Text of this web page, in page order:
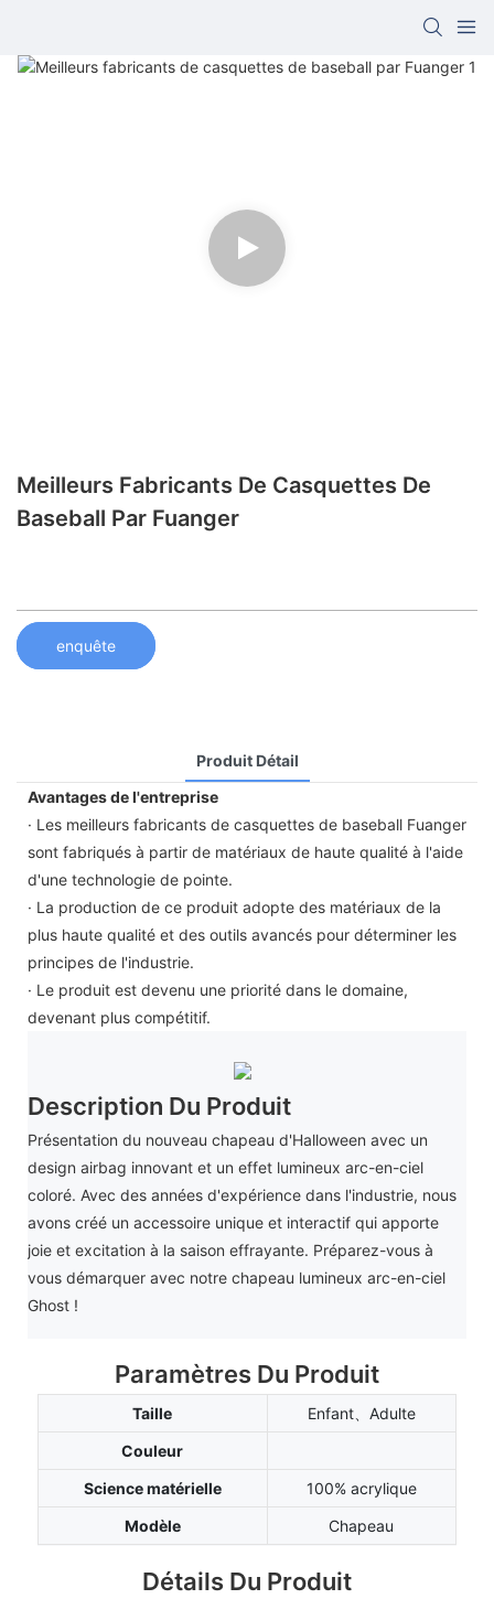
Meilleurs Fabricants De Casquettes De
Baseball Par Fuanger
enquête
Produit Détail
Avantages de l'entreprise
· Les meilleurs fabricants de casquettes de baseball Fuanger
sont fabriqués à partir de matériaux de haute qualité à l'aide
d'une technologie de pointe.
· La production de ce produit adopte des matériaux de la
plus haute qualité et des outils avancés pour déterminer les
principes de l'industrie.
· Le produit est devenu une priorité dans le domaine,
devenant plus compétitif.
Description Du Produit
Présentation du nouveau chapeau d'Halloween avec un
design airbag innovant et un effet lumineux arc-en-ciel
coloré. Avec des années d'expérience dans l'industrie, nous
avons créé un accessoire unique et interactif qui apporte
joie et excitation à la saison effrayante. Préparez-vous à
vous démarquer avec notre chapeau lumineux arc-en-ciel
Ghost !
Paramètres Du Produit
Taille
Enfant、Adulte
Couleur
Science matérielle
100% acrylique
Modèle
Chapeau
Détails Du Produit